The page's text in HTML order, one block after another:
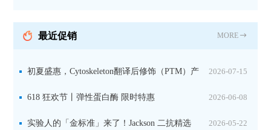
最近促销 MORE
2026-07-15
初夏盛惠，Cytoskeleton翻译后修饰（PTM）产
品线放价啦！ 2026-06-08
618 狂欢节丨弹性蛋白酶 限时特惠
2026-05-22
实验人的「金标准」来了！Jackson 二抗精选